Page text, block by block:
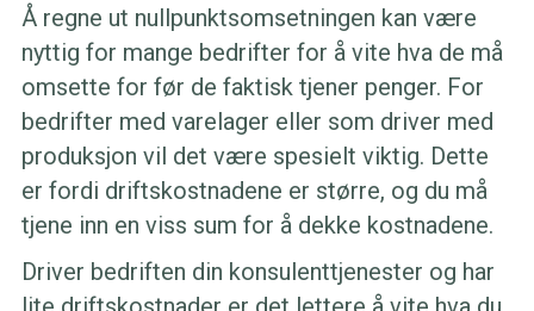
Å regne ut nullpunktsomsetningen kan være
nyttig for mange bedrifter for å vite hva de må
omsette for før de faktisk tjener penger. For
bedrifter med varelager eller som driver med
produksjon vil det være spesielt viktig. Dette
er fordi driftskostnadene er større, og du må
tjene inn en viss sum for å dekke kostnadene.
Driver bedriften din konsulenttjenester og har